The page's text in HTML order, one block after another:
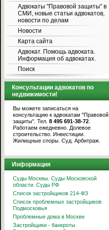
Адвокаты "Правовой защиты" в
СМИ, новые статьи адвокатов,
новости по делам
Новости
Карта сайта
Адвокат. Помощь адвоката.
Информация об адвокатах.
Поиск
Консультации адвокатов по
недвижимости!
Вы можете записаться на
консультацию к адвокатам "Правовой
защиты". Тел. 8 495 691-38-72
Работаем ежедневно. Долевое
строительство. Инвестиции.
Жилищные споры. Суд. Арбитраж.
Информация
Суды Москвы. Суды Московской
области. Суды РФ
Список застройщиков 214-ФЗ
Список проблемных застройщиков
Подмосковья
Проблемные дома в Москве
Застройщики - банкроты.